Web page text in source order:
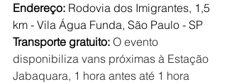
Endereço: Rodovia dos Imigrantes, 1,5
km - Vila Água Funda, São Paulo - SP
Transporte gratuito: O evento
disponibiliza vans próximas à Estação
Jabaquara, 1 hora antes até 1 hora